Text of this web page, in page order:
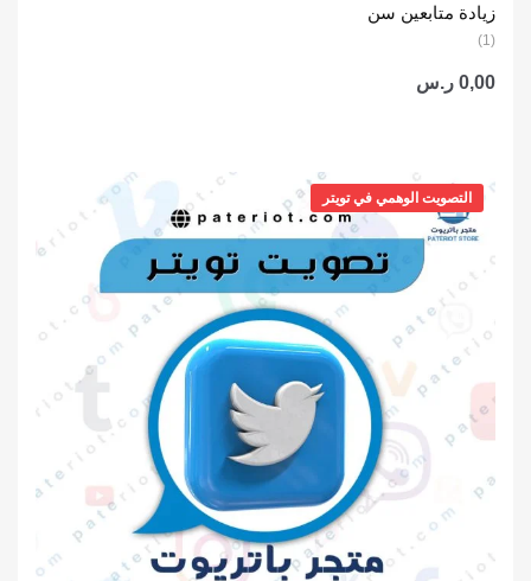
زيادة متابعين سن
(1)
0,00 ر.س
التصويت الوهمي في تويتر